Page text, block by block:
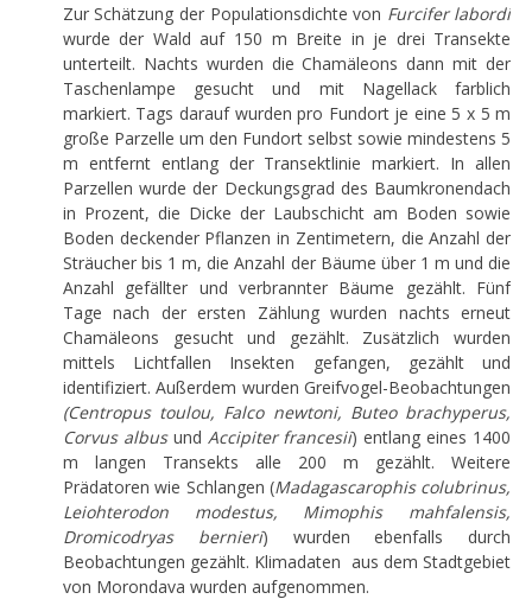
Zur Schätzung der Populationsdichte von Furcifer labordi
wurde der Wald auf 150 m Breite in je drei Transekte
unterteilt. Nachts wurden die Chamäleons dann mit der
Taschenlampe gesucht und mit Nagellack farblich
markiert. Tags darauf wurden pro Fundort je eine 5 x 5 m
große Parzelle um den Fundort selbst sowie mindestens 5
m entfernt entlang der Transektlinie markiert. In allen
Parzellen wurde der Deckungsgrad des Baumkronendach
in Prozent, die Dicke der Laubschicht am Boden sowie
Boden deckender Pflanzen in Zentimetern, die Anzahl der
Sträucher bis 1 m, die Anzahl der Bäume über 1 m und die
Anzahl gefällter und verbrannter Bäume gezählt. Fünf
Tage nach der ersten Zählung wurden nachts erneut
Chamäleons gesucht und gezählt. Zusätzlich wurden
mittels Lichtfallen Insekten gefangen, gezählt und
identifiziert. Außerdem wurden Greifvogel-Beobachtungen
(Centropus toulou, Falco newtoni, Buteo brachyperus,
Corvus albus und Accipiter francesii) entlang eines 1400
m langen Transekts alle 200 m gezählt. Weitere
Prädatoren wie Schlangen (Madagascarophis colubrinus,
Leiohterodon modestus, Mimophis mahfalensis,
Dromicodryas bernieri) wurden ebenfalls durch
Beobachtungen gezählt. Klimadaten aus dem Stadtgebiet
von Morondava wurden aufgenommen.